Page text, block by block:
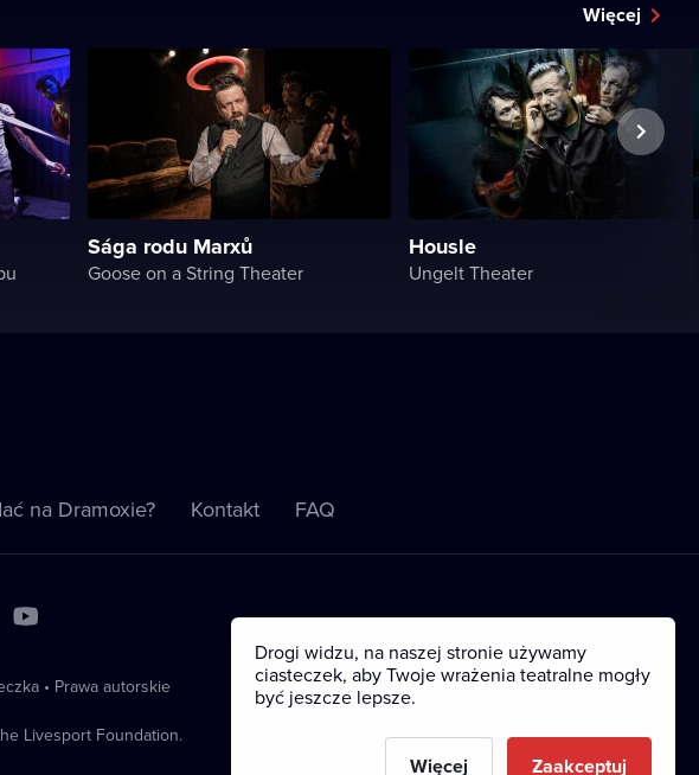
Więcej
Sága rodu Marxů
Goose on a String Theater
Housle
Ungelt Theater
na Dramoxie? Kontakt FAQ
• Prawa autorskie
Livesport Foundation.
Drogi widzu, na naszej stronie używamy
ciasteczek, aby Twoje wrażenia teatralne mogły
być jeszcze lepsze.
Więcej Zaakceptuj